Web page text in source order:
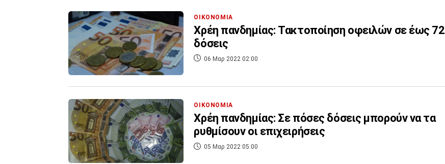
ΟΙΚΟΝΟΜΙΑ
Χρέη πανδημίας: Τακτοποίηση οφειλών σε έως 72
δόσεις
06 Μαρ 2022 02:00
ΟΙΚΟΝΟΜΙΑ
Χρέη πανδημίας: Σε πόσες δόσεις μπορούν να τα
ρυθμίσουν οι επιχειρήσεις
05 Μαρ 2022 05:00